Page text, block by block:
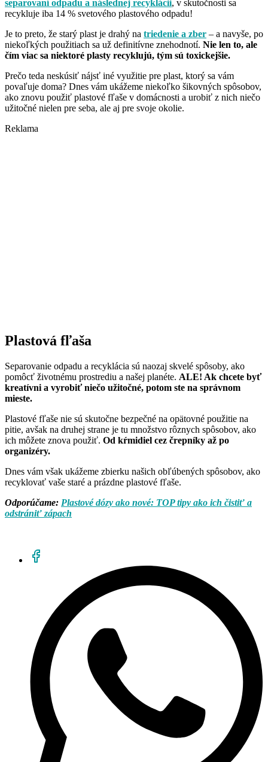
separovaní odpadu a následnej recyklácii, v skutočnosti sa
recykluje iba 14 % svetového plastového odpadu!
Je to preto, že starý plast je drahý na triedenie a zber – a navyše, po
niekoľkých použitiach sa už definitívne znehodnotí. Nie len to, ale
čím viac sa niektoré plasty recyklujú, tým sú toxickejšie.
Prečo teda neskúsiť nájsť iné využitie pre plast, ktorý sa vám
povaľuje doma? Dnes vám ukážeme niekoľko šikovných spôsobov,
ako znovu použiť plastové fľaše v domácnosti a urobiť z nich niečo
užitočné nielen pre seba, ale aj pre svoje okolie.
Reklama
Plastová fľaša
Separovanie odpadu a recyklácia sú naozaj skvelé spôsoby, ako
pomôcť životnému prostrediu a našej planéte. ALE! Ak chcete byť
kreatívni a vyrobiť niečo užitočné, potom ste na správnom
mieste.
Plastové fľaše nie sú skutočne bezpečné na opätovné použitie na
pitie, avšak na druhej strane je tu množstvo rôznych spôsobov, ako
ich môžete znova použiť. Od kŕmidiel cez črepníky až po
organizéry.
Dnes vám však ukážeme zbierku našich obľúbených spôsobov, ako
recyklovať vaše staré a prázdne plastové fľaše.
Odporúčame: Plastové dózy ako nové: TOP tipy ako ich čistiť a
odstrániť zápach